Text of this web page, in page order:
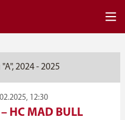
2024 - 2025
12:30
HC MAD BULL